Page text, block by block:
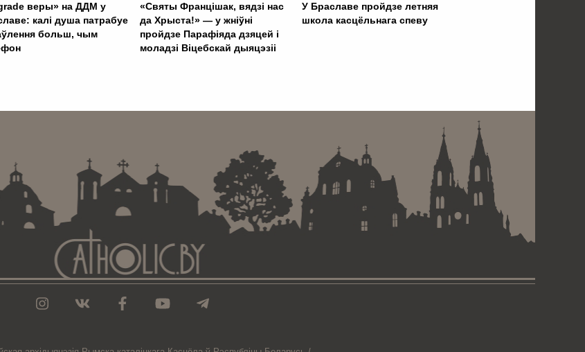
веры» на ДДМ у
калі душа патрабуе
больш, чым
«Святы Францішак, вядзі нас
да Хрыста!» — у жніўні
пройдзе Парафіяда дзяцей і
моладзі Віцебскай дыяцэзіі
У Браславе пройдзе летняя
школа касцёльнага спеву